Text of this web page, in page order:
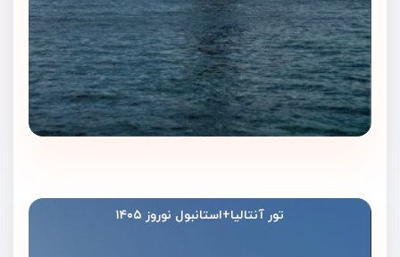
تور آنتالیا+استانبول نوروز ۱۴۰۵